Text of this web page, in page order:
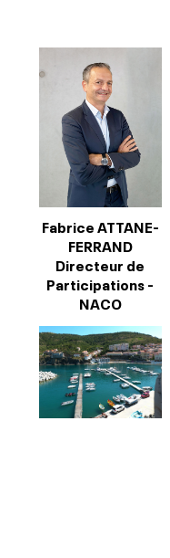
Fabrice ATTANE-
FERRAND
Directeur de
Participations -
NACO